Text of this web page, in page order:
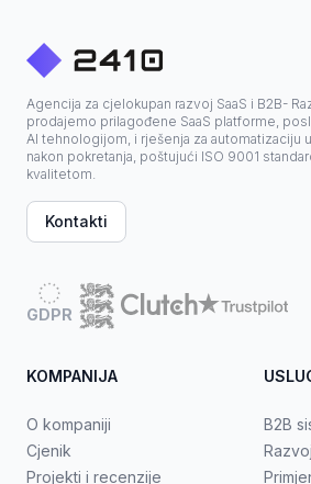
Agencija za cjelokupan razvoj SaaS i B2B-
prodajemo prilagođene SaaS platforme,
AI tehnologijom, i rješenja za automatizaciju
nakon pokretanja, poštujući ISO 9001
kvalitetom.
Kontakti
GDPR
KOMPANIJA
O kompaniji
Cjenik
Projekti i recenzije
B2B